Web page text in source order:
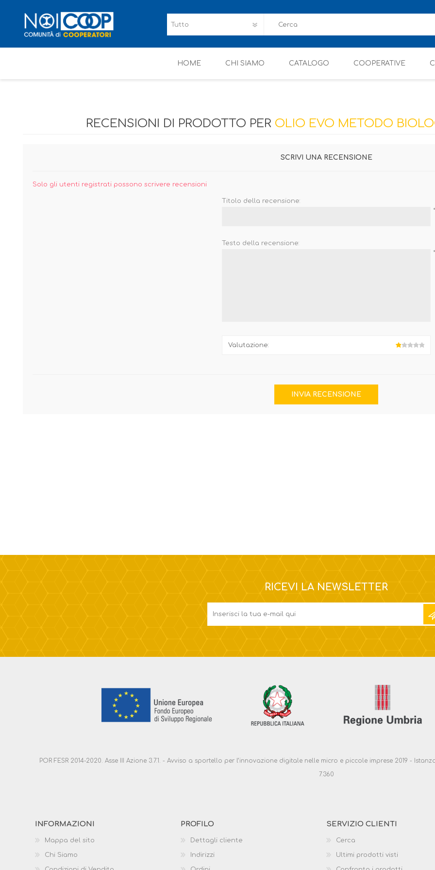
HOME CHI SIAMO CATALOGO COOPERATIVE
RECENSIONI DI PRODOTTO PER OLIO EVO METODO
SCRIVI UNA RECENSIONE
Solo gli utenti registrati possono scrivere recensioni
Titolo della recensione:
Testo della recensione:
Valutazione:
RICEVI LA NEWSLETTER
POR FESR 2014-2020. Asse III Azione 3.7.1. - Avviso a sportello per l’innovazione digitale nelle micro e piccole imprese 2019 -
7.360
INFORMAZIONI
Mappa del sito
Chi Siamo
PROFILO
Dettagli cliente
Indirizzi
SERVIZIO CLIENTI
Cerca
Ultimi prodotti visti